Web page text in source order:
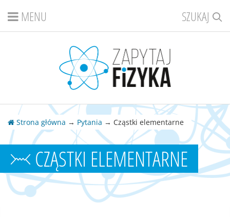
SZUKAJ
MENU
Strona główna → Pytania → Cząstki elementarne
CZĄSTKI ELEMENTARNE